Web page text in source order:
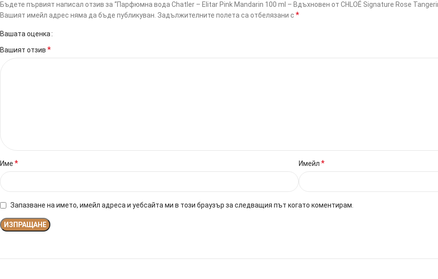
Бъдете първият написал отзив за “Парфюмна вода Chatler – Elitar Pink Mandarin 100 ml – Вдъхновен от CHLOÉ Signature Rose
Вашият имейл адрес няма да бъде публикуван. Задължителните полета са отбелязани с *
Вашата оценка
Вашият отзив *
Име * Имейл *
Запазване на името, имейл адреса и уебсайта ми в този браузър за следващия път когато коментирам.